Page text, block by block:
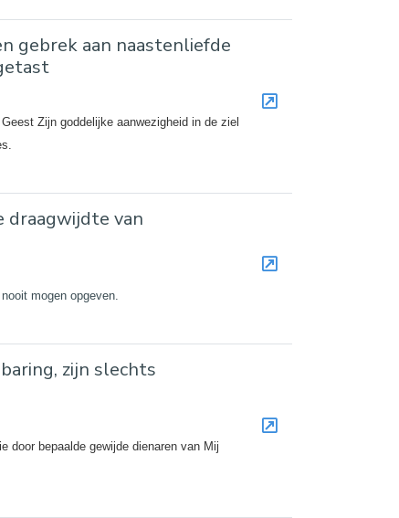
gebrek aan naastenliefde
Zijn goddelijke aanwezigheid in de ziel
draagwijdte van
mogen opgeven.
zijn slechts
door bepaalde gewijde dienaren van Mij